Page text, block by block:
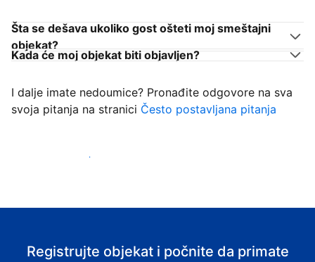
Šta se dešava ukoliko gost ošteti moj smeštajni
objekat?
Kada će moj objekat biti objavljen?
I dalje imate nedoumice? Pronađite odgovore na sva
svoja pitanja na stranici Često postavljana pitanja
Počnite da primate goste
Registrujte objekat i počnite da primate